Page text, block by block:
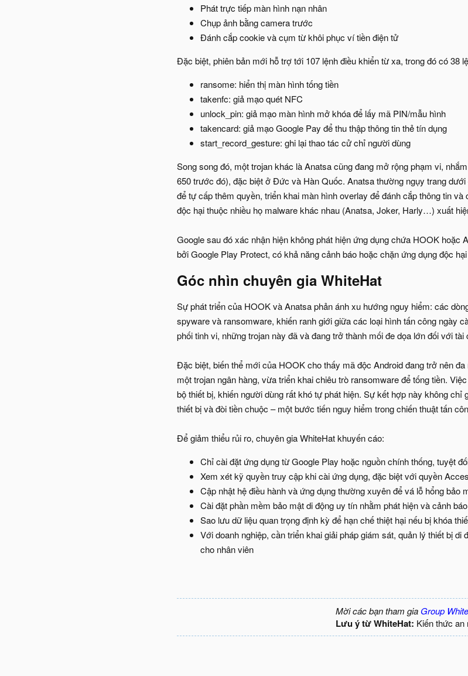
Phát trực tiếp màn hình nạn nhân
Chụp ảnh bằng camera trước
Đánh cắp cookie và cụm từ khôi phục ví tiền điện tử
Đặc biệt, phiên bản mới hỗ trợ tới 107 lệnh điều khiển từ xa, trong đó có 38
ransome: hiển thị màn hình tống tiền
takenfc: giả mạo quét NFC
unlock_pin: giả mạo màn hình mở khóa để lấy mã PIN/mẫu hình
takencard: giả mạo Google Pay để thu thập thông tin thẻ tín dụng
start_record_gesture: ghi lại thao tác cử chỉ người dùng
Song song đó, một trojan khác là Anatsa cũng đang mở rộng phạm vi,
650 trước đó), đặc biệt ở Đức và Hàn Quốc. Anatsa thường ngụy trang
để tự cấp thêm quyền, triển khai màn hình overlay để đánh cắp thông tin
độc hại thuộc nhiều họ malware khác nhau (Anatsa, Joker, Harly…) xuất
Google sau đó xác nhận hiện không phát hiện ứng dụng chứa HOOK
bởi Google Play Protect, có khả năng cảnh báo hoặc chặn ứng dụng độc
Góc nhìn chuyên gia WhiteHat​
Sự phát triển của HOOK và Anatsa phản ánh xu hướng nguy hiểm: các
spyware và ransomware, khiến ranh giới giữa các loại hình tấn công ngày
phối tinh vi, những trojan này đã và đang trở thành mối đe dọa lớn đối với
Đặc biệt, biến thể mới của HOOK cho thấy mã độc Android đang trở nên
một trojan ngân hàng, vừa triển khai chiêu trò ransomware để tống tiền.
bộ thiết bị, khiến người dùng rất khó tự phát hiện. Sự kết hợp này không
thiết bị và đòi tiền chuộc – một bước tiến nguy hiểm trong chiến thuật tấn
Để giảm thiểu rủi ro, chuyên gia WhiteHat khuyến cáo:
Chỉ cài đặt ứng dụng từ Google Play hoặc nguồn chính thống, tuyệt
Xem xét kỹ quyền truy cập khi cài ứng dụng, đặc biệt với quyền
Cập nhật hệ điều hành và ứng dụng thường xuyên để vá lỗ hổng bảo
Cài đặt phần mềm bảo mật di động uy tín nhằm phát hiện và cảnh
Sao lưu dữ liệu quan trọng định kỳ để hạn chế thiệt hại nếu bị khóa
Với doanh nghiệp, cần triển khai giải pháp giám sát, quản lý thiết bị
cho nhân viên
Mời các bạn tham gia Group
Lưu ý từ WhiteHat: Kiến thức an